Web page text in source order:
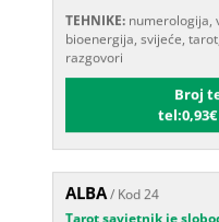
bioenergija, svijeće, tarot,
razgovori
ALBA/ Kod 24
Tarot savjetnik je